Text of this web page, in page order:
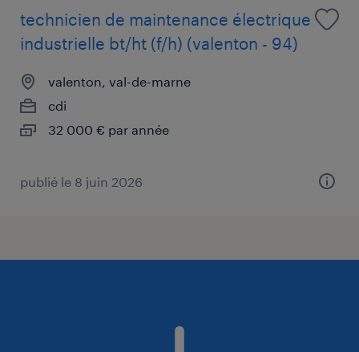
technicien de maintenance électrique
industrielle bt/ht (f/h) (valenton - 94)
valenton, val-de-marne
cdi
32 000 € par année
publié le 8 juin 2026